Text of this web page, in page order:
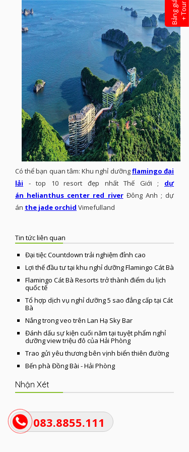
Có thể bạn quan tâm: Khu nghỉ dưỡngflamingo đại
lải - top 10 resort đẹp nhất Thế Giới ; dự
án helianthus center red riverĐông Anh ; dự
án the jade orchid Vimefulland
Tin tức liên quan
Đại tiệc Countdown trải nghiệm đỉnh cao
Lợi thế đầu tư tại khu nghỉ dưỡng Flamingo Cát Bà
Flamingo Cát Bà Resorts trở thành điểm du lịch
quốc tế
Tổ hợp dịch vụ nghỉ dưỡng 5 sao đẳng cấp tại Cát
Bà
Nắng trong veo trên Lan Hạ Sky Bar
Đánh dấu sự kiện cuối năm tại tuyệt phẩm nghỉ
dưỡng view triệu đô của Hải Phòng
Trao gửi yêu thương bên vịnh biển thiên đường
Bến phà Đồng Bài - Hải Phòng
Nhận Xét
083.8855.111